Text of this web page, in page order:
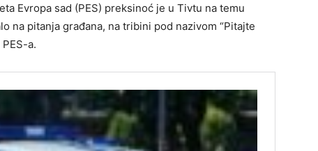
Evropa sad (PES) preksinoć je u Tivtu na temu
na pitanja građana, na tribini pod nazivom “Pitajte
a.